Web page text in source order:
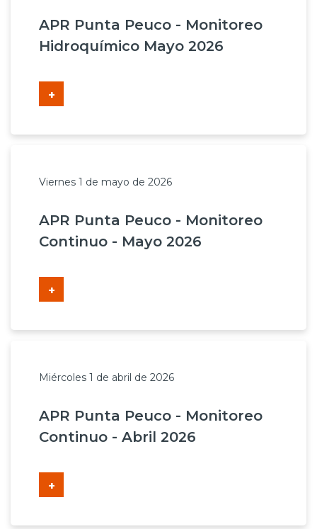
APR Punta Peuco - Monitoreo
Hidroquímico Mayo 2026
+
Viernes 1 de mayo de 2026
APR Punta Peuco - Monitoreo
Continuo - Mayo 2026
+
Miércoles 1 de abril de 2026
APR Punta Peuco - Monitoreo
Continuo - Abril 2026
+